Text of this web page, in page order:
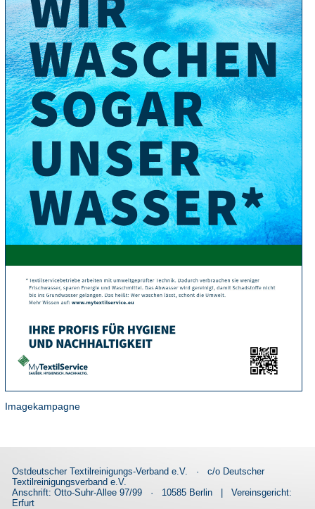
Imagekampagne
Ostdeutscher Textilreinigungs-Verband e.V. ·
c/o Deutscher
Textilreinigungsverband e.V.
Anschrift: Otto-Suhr-Allee 97/99
· 10585 Berlin |
Vereinsgericht:
Erfurt